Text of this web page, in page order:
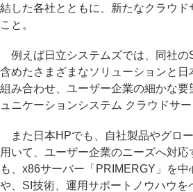
結した各社とともに、新たなクラウ
こと。
例えば日立システムズでは、同社の
含めたさまざまなソリューションと
組み合わせ、ユーザー企業の細かな要
ュニケーションシステム クラウドサー
また日本HPでも、自社製品やグロ
用いて、ユーザー企業のニーズへ対
も、x86サーバー「PRIMERGY」を
や、SI技術、運用サポートノウハウを